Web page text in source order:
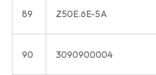
89 Z50E.6E-5A
90 3090900004